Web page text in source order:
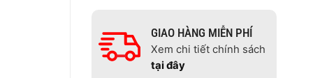
GIAO HÀNG MIỄN PHÍ
Xem chi tiết chính sách
tại đây